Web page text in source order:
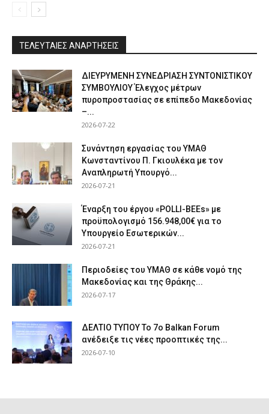
ΤΕΛΕΥΤΑΙΕΣ ΑΝΑΡΤΗΣΕΙΣ
ΔΙΕΥΡΥΜΕΝΗ ΣΥΝΕΔΡΙΑΣΗ ΣΥΝΤΟΝΙΣΤΙΚΟΥ
ΣΥΜΒΟΥΛΙΟΥ Έλεγχος μέτρων
πυροπροστασίας σε επίπεδο Μακεδονίας
–...
2026-07-22
Συνάντηση εργασίας του ΥΜΑΘ
Κωνσταντίνου Π. Γκιουλέκα με τον
Αναπληρωτή Υπουργό...
2026-07-21
Έναρξη του έργου «POLLI-BEEs» με
προϋπολογισμό 156.948,00€ για το
Υπουργείο Εσωτερικών...
2026-07-21
Περιοδείες του ΥΜΑΘ σε κάθε νομό της
Μακεδονίας και της Θράκης...
2026-07-17
ΔΕΛΤΙΟ ΤΥΠΟΥ Το 7ο Balkan Forum
ανέδειξε τις νέες προοπτικές της...
2026-07-10